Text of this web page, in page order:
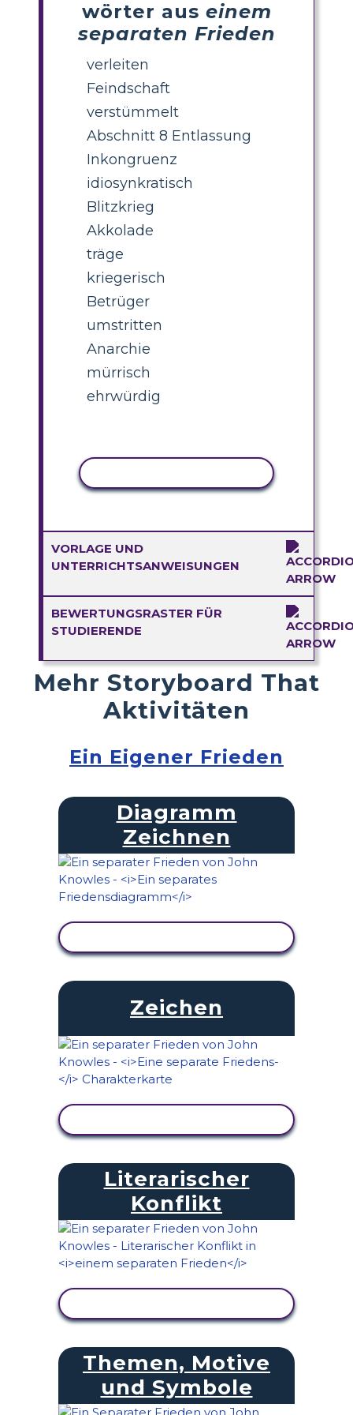
wörter aus einem
separaten Frieden
verleiten
Feindschaft
verstümmelt
Abschnitt 8 Entlassung
Inkongruenz
idiosynkratisch
Blitzkrieg
Akkolade
träge
kriegerisch
Betrüger
umstritten
Anarchie
mürrisch
ehrwürdig
VORLAGE UND
UNTERRICHTSANWEISUNGEN
BEWERTUNGSRASTER FÜR
STUDIERENDE
Mehr Storyboard That
Aktivitäten
Ein Eigener Frieden
Diagramm
Zeichnen
Zeichen
Literarischer
Konflikt
Themen, Motive
und Symbole